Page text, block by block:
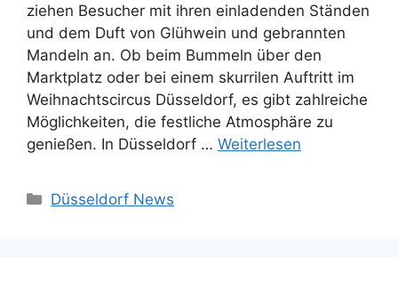
ziehen Besucher mit ihren einladenden Ständen
und dem Duft von Glühwein und gebrannten
Mandeln an. Ob beim Bummeln über den
Marktplatz oder bei einem skurrilen Auftritt im
Weihnachtscircus Düsseldorf, es gibt zahlreiche
Möglichkeiten, die festliche Atmosphäre zu
genießen. In Düsseldorf … Weiterlesen
Kategorien
Düsseldorf News